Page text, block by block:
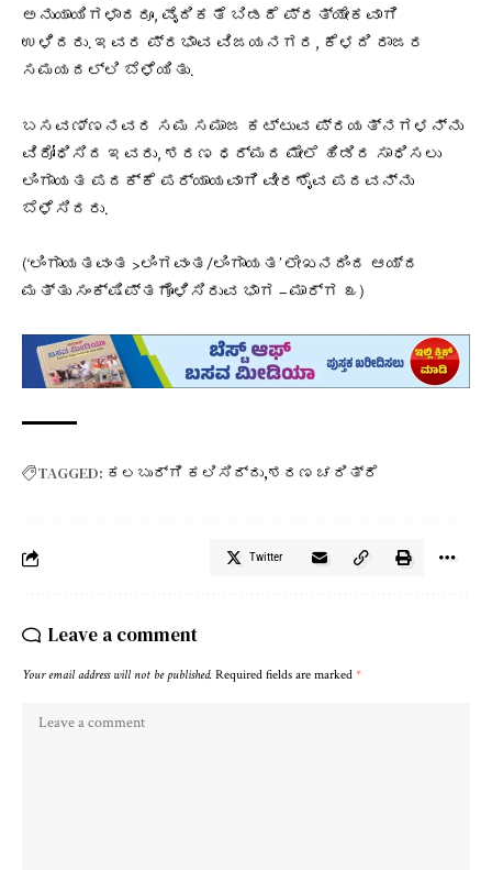
ಅನುಯಾಯಿಗಳಾದರೂ, ವೈದಿಕತೆ ಬಿಡದೆ ಪ್ರತ್ಯೇಕವಾಗಿ
ಉಳಿದರು. ಇವರ ಪ್ರಭಾವ ವಿಜಯನಗರ, ಕೆಳದಿ ರಾಜರ
ಸಮಯದಲ್ಲಿ ಬೆಳೆಯಿತು.
ಬಸವಣ್ಣನವರ ಸಮ ಸಮಾಜ ಕಟ್ಟುವ ಪ್ರಯತ್ನಗಳನ್ನು
ವಿರೋಧಿಸಿದ ಇವರು, ಶರಣ ಧರ್ಮದ ಮೇಲೆ ಹಿಡಿದ ಸಾಧಿಸಲು
ಲಿಂಗಾಯತ ಪದಕ್ಕೆ ಪರ್ಯಾಯವಾಗಿ ವೀರಶೈವ ಪದವನ್ನು
ಬೆಳೆಸಿದರು.
(‘ಲಿಂಗಾಯತವಂತ >ಲಿಂಗವಂತ/ಲಿಂಗಾಯತ’ ಲೇಖನದಿಂದ ಆಯ್ದ
ಮತ್ತು ಸಂಕ್ಷಿಪ್ತಗೊಳಿಸಿರುವ ಭಾಗ – ಮಾರ್ಗ ೩)
TAGGED: ಕಲಬುರ್ಗಿ ಕಲಿಸಿದ್ದು ಶರಣ ಚರಿತ್ರೆ
Twitter
Leave a comment
Your email address will not be published. Required fields are marked *